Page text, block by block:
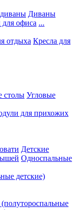
Диваны
офиса ...
отдыха Кресла для
столы Угловые
для прихожих
Детские
Односпальные
детские)